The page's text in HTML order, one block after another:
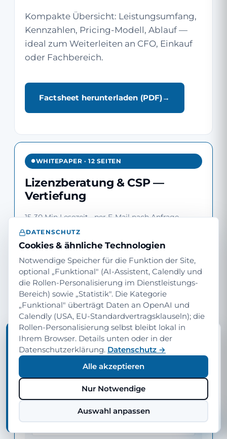
Kompakte Übersicht: Leistungsumfang,
Kennzahlen, Pricing-Modell, Ablauf —
ideal zum Weiterleiten an CFO, Einkauf
oder Fachbereich.
Factsheet herunterladen (PDF)
WHITEPAPER · 12 SEITEN
Lizenzberatung & CSP —
Vertiefung
15-30 Min Lesezeit · per E-Mail nach Anfrage
Methodik, Vergleichs-Daten,
Empfehlungs-Rahmen — Material zur
internen Argumentation gegenüber
Stakeholdern.
DATENSCHUTZ
Cookies & ähnliche Technologien
Notwendige Speicher für die Funktion der Site,
optional „Funktional" (AI-Assistent, Calendly und
die Rollen-Personalisierung im Dienstleistungs-
Bereich) sowie „Statistik". Die Kategorie
„Funktional" überträgt Daten an OpenAI und
Calendly (USA, EU-Standardvertragsklauseln); die
Rollen-Personalisierung selbst bleibt lokal in
Ihrem Browser. Details unten oder in der
Datenschutzerklärung. Datenschutz →
Alle akzeptieren
Nur Notwendige
Auswahl anpassen
TIPP · INHALTE FÜR IHRE ROLLE
Möchten Sie diese Seite auf Ihre Rolle
zuschneiden?
Wir können dieselben Inhalte aus Sicht von
Geschäftsführung, Abteilungsleitung oder IT-Leitung
zeigen — Sprache, Beispiele und Schwerpunkte
angepasst.
Nein, danke